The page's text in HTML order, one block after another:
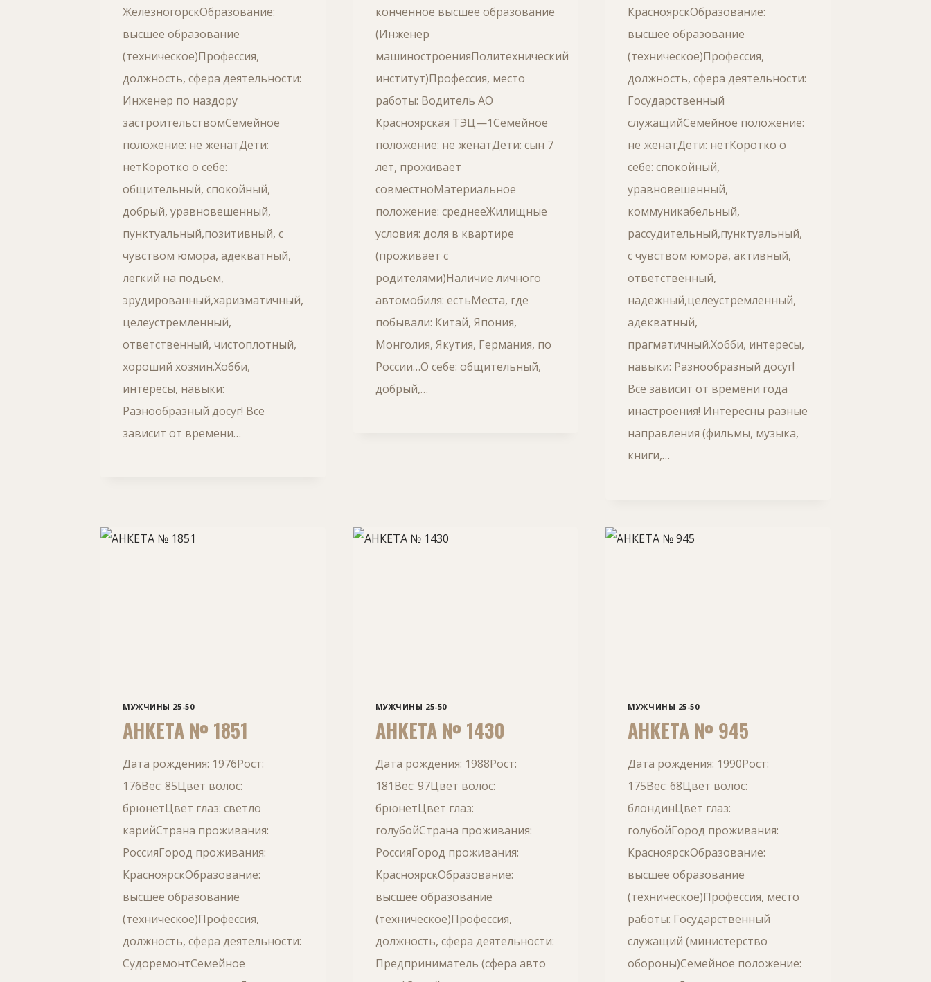
ЖелезногорскОбразование:
высшее образование
(техническое)Профессия,
должность, сфера деятельности:
Инженер по наздору
застроительствомСемейное
положение: не женатДети:
нетКоротко о себе:
общительный, спокойный,
добрый, уравновешенный,
пунктуальный,позитивный, с
чувством юмора, адекватный,
легкий на подьем,
эрудированный,харизматичный,
целеустремленный,
ответственный, чистоплотный,
хороший хозяин.Хобби,
интересы, навыки:
Разнообразный досуг! Все
зависит от времени…
конченное высшее образование
(Инженер
машиностроенияПолитехнический
институт)Профессия, место
работы: Водитель АО
Красноярская ТЭЦ—1Семейное
положение: не женатДети: сын 7
лет, проживает
совместноМатериальное
положение: среднееЖилищные
условия: доля в квартире
(проживает с
родителями)Наличие личного
автомобиля: естьМеста, где
побывали: Китай, Япония,
Монголия, Якутия, Германия, по
России…О себе: общительный,
добрый,…
КрасноярскОбразование:
высшее образование
(техническое)Профессия,
должность, сфера деятельности:
Государственный
служащийСемейное положение:
не женатДети: нетКоротко о
себе: спокойный,
уравновешенный,
коммуникабельный,
рассудительный,пунктуальный,
с чувством юмора, активный,
ответственный,
надежный,целеустремленный,
адекватный,
прагматичный.Хобби, интересы,
навыки: Разнообразный досуг!
Все зависит от времени года
инастроения! Интересны разные
направления (фильмы, музыка,
книги,…
МУЖЧИНЫ 25-50
АНКЕТА № 1851
Дата рождения: 1976Рост:
176Вес: 85Цвет волос:
брюнетЦвет глаз: светло
карийСтрана проживания:
РоссияГород проживания:
КрасноярскОбразование:
высшее образование
(техническое)Профессия,
должность, сфера деятельности:
СудоремонтСемейное
МУЖЧИНЫ 25-50
АНКЕТА № 1430
Дата рождения: 1988Рост:
181Вес: 97Цвет волос:
брюнетЦвет глаз:
голубойСтрана проживания:
РоссияГород проживания:
КрасноярскОбразование:
высшее образование
(техническое)Профессия,
должность, сфера деятельности:
Предприниматель (сфера авто
МУЖЧИНЫ 25-50
АНКЕТА № 945
Дата рождения: 1990Рост:
175Вес: 68Цвет волос:
блондинЦвет глаз:
голубойГород проживания:
КрасноярскОбразование:
высшее образование
(техническое)Профессия, место
работы: Государственный
служащий (министерство
обороны)Семейное положение: